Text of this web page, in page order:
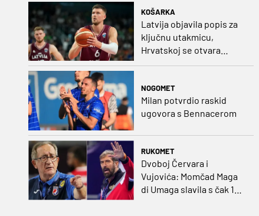
KOŠARKA
Latvija objavila popis za
ključnu utakmicu,
Hrvatskoj se otvara
velika prilika
NOGOMET
Milan potvrdio raskid
ugovora s Bennacerom
RUKOMET
Dvoboj Červara i
Vujovića: Momčad Maga
di Umaga slavila s čak 12